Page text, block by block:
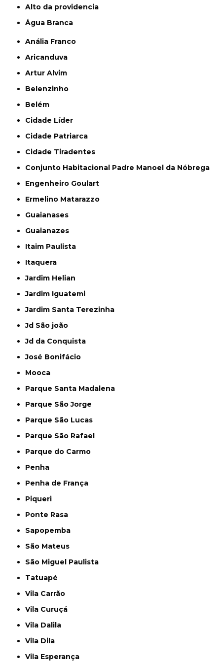
alto da providencia
Água Branca
Anália Franco
Aricanduva
Artur Alvim
Belenzinho
Belém
Cidade Líder
Cidade Patriarca
Cidade Tiradentes
Conjunto Habitacional Padre Manoel da Nóbrega
Engenheiro Goulart
Ermelino Matarazzo
Guaianases
Guaianazes
Itaim Paulista
Itaquera
Jardim Helian
Jardim Iguatemi
Jardim Santa Terezinha
Jd São joão
Jd da Conquista
José Bonifácio
Mooca
Parque Santa Madalena
Parque São Jorge
Parque São Lucas
Parque São Rafael
Parque do Carmo
Penha
Penha de França
Piqueri
Ponte Rasa
Sapopemba
São Mateus
São Miguel Paulista
Tatuapé
Vila Carrão
Vila Curuçá
Vila Dalila
Vila Dila
Vila Esperança